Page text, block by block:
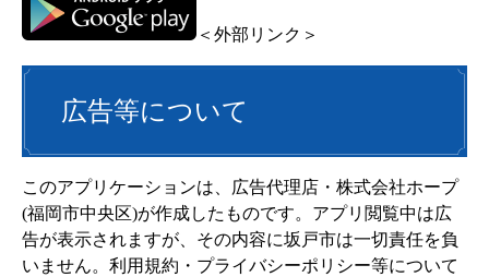
＜外部リンク＞
広告等について
このアプリケーションは、広告代理店・株式会社ホープ
(福岡市中央区)が作成したものです。アプリ閲覧中は広
告が表示されますが、その内容に坂戸市は一切責任を負
いません。利用規約・プライバシーポリシー等について